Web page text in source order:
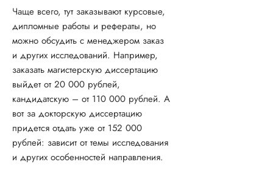
Чаще всего, тут заказывают курсовые,
дипломные работы и рефераты, но
можно обсудить с менеджером заказ
и других исследований. Например,
заказать магистерскую диссертацию
выйдет от 20 000 рублей,
кандидатскую – от 110 000 рублей. А
вот за докторскую диссертацию
придется отдать уже от 152 000
рублей: зависит от темы исследования
и других особенностей направления.